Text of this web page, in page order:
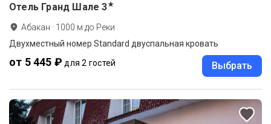
Отель Гранд Шале 3★
Абакан · 1000 м до Реки
Двухместный номер Standard двуспальная кровать
от 5 445 ₽ для 2 гостей Выбрать